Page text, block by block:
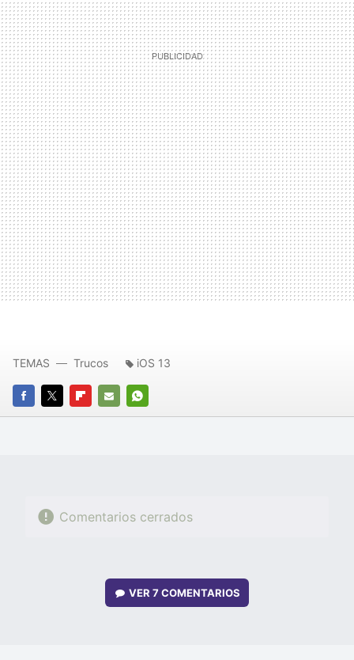
FACEBOOK
TWITTERFLIPBOARD
E-
WHATSAPP
TEMAS Trucos iOS 13
Comentarios cerrados
VER7 COMENTARIOS